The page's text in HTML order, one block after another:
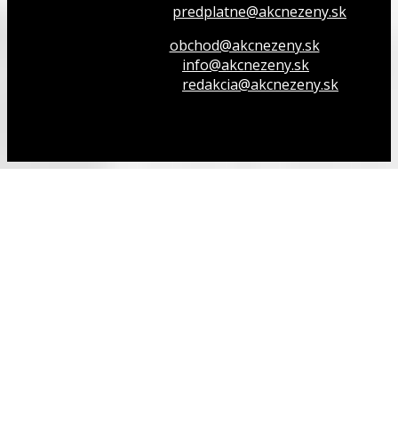
predplatne@akcnezeny.sk
obchod@akcnezeny.sk
info@akcnezeny.sk
redakcia@akcnezeny.sk